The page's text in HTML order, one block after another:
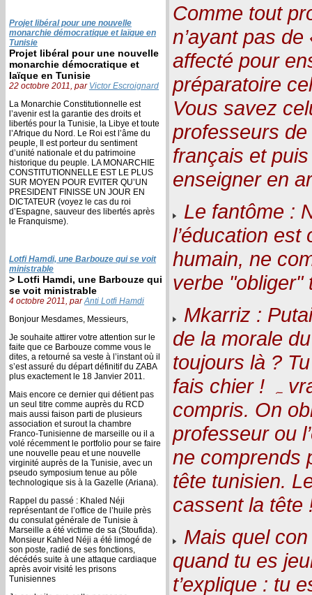
Projet libéral pour une nouvelle
monarchie démocratique et laïque en
Tunisie
Projet libéral pour une nouvelle
monarchie démocratique et
laïque en Tunisie
22 octobre 2011, par Victor Escroignard
La Monarchie Constitutionnelle est
l’avenir est la garantie des droits et
libertés pour la Tunisie, la Libye et toute
l’Afrique du Nord. Le Roi est l’âme du
peuple, Il est porteur du sentiment
d’unité nationale et du patrimoine
historique du peuple. LA MONARCHIE
CONSTITUTIONNELLE EST LE PLUS
SUR MOYEN POUR EVITER QU’UN
PRESIDENT FINISSE UN JOUR EN
DICTATEUR (voyez le cas du roi
d’Espagne, sauveur des libertés après
le Franquisme).
Lotfi Hamdi, une Barbouze qui se voit
ministrable
> Lotfi Hamdi, une Barbouze qui
se voit ministrable
4 octobre 2011, parAnti Lotfi Hamdi
Bonjour Mesdames, Messieurs,
Je souhaite attirer votre attention sur le
faite que ce Barbouze comme vous le
dites, a retourné sa veste à l’instant où il
s’est assuré du départ définitif du ZABA
plus exactement le 18 Janvier 2011.
Mais encore ce dernier qui détient pas
un seul titre comme auprès du RCD
mais aussi faison parti de plusieurs
association et surout la chambre
Franco-Tunisienne de marseille ou il a
volé récemment le portfolio pour se faire
une nouvelle peau et une nouvelle
virginité auprès de la Tunisie, avec un
pseudo symposium tenue au pôle
technologique sis à la Gazelle (Ariana).
Rappel du passé : Khaled Néji
représentant de l’office de l’huile près
du consulat générale de Tunisie à
Marseille a été victime de sa (Stoufida).
Monsieur Kahled Néji a été limogé de
son poste, radié de ses fonctions,
décédés suite à une attaque cardiaque
après avoir visité les prisons
Tunisiennes
Comme tout
n’ayant pas de
affecté pour
préparatoire
Vous savez
professeurs
français et
enseigner en
Le fantôme :
l’éducation est
humain, ne
verbe "obliger"
Mkarriz :
de la morale
toujours là ?
fais chier ! ہ vrai dire je n’ai rien
compris. On
professeur ou
ne comprends
tête tunisien.
cassent la tête
Mais quel
quand tu es
t’explique : tu